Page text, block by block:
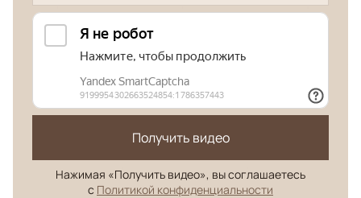
Получить видео
Нажимая «Получить видео», вы соглашаетесь
с Политикой конфиденциальности